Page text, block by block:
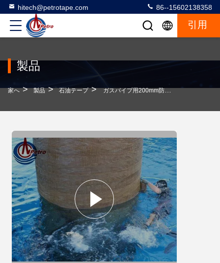
hitech@petrotape.com 86--15602138358
引用
製品
家へ > 製品 > 石油テープ > ガスパイプ用200mm防腐石灰管テープ AWWA C217規格